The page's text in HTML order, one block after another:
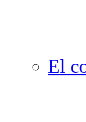
El